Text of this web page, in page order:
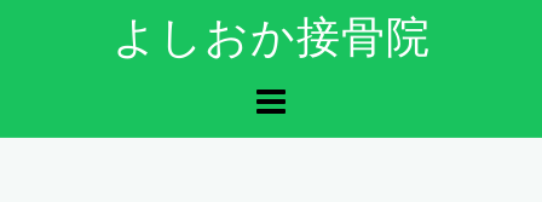
ン
ン
よしおか接骨院